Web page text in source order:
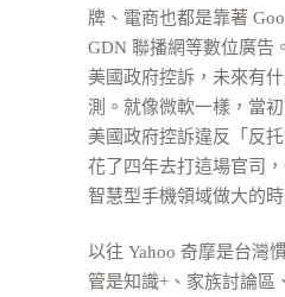
牌、電商也都是靠著
GDN 聯播網等數位廣告
美國政府控訴，未來有
測。就像微軟一樣，當
美國政府控訴違反「反
花了四年去打這場官司
智慧型手機領域做大的時
以往 Yahoo 奇摩是台灣
管是知識+、家族討論